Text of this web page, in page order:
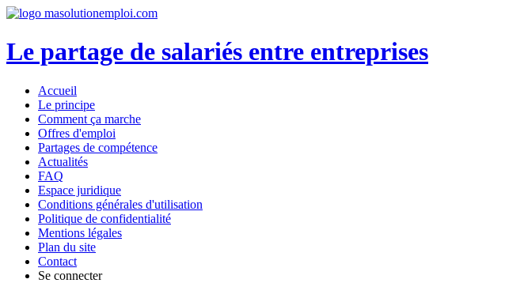
Le partage de salariés entre entreprises
Accueil
Le principe
Comment ça marche
Offres d'emploi
Partages de compétence
Actualités
FAQ
Espace juridique
Conditions générales d'utilisation
Politique de confidentialité
Mentions légales
Plan du site
Contact
Se connecter